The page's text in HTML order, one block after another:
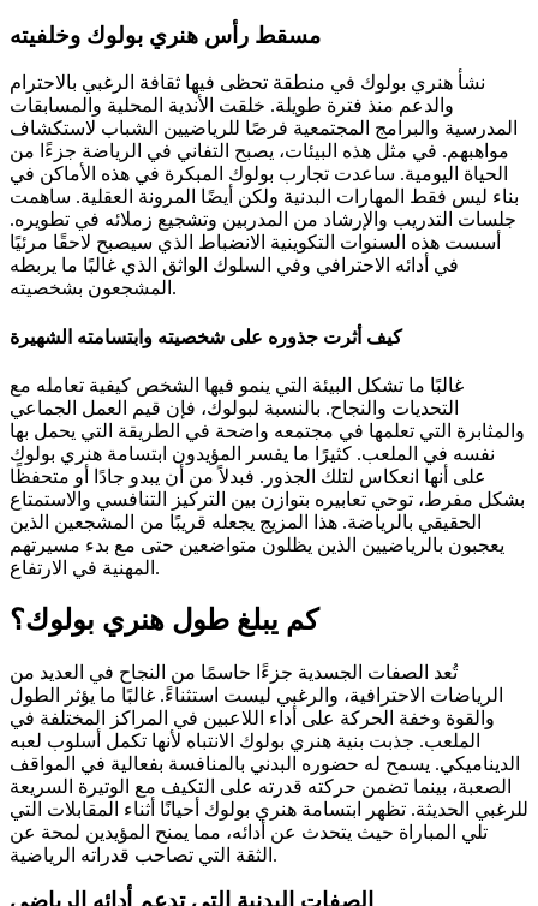
مسقط رأس هنري بولوك وخلفيته
نشأ هنري بولوك في منطقة تحظى فيها ثقافة الرغبي بالاحترام
والدعم منذ فترة طويلة. خلقت الأندية المحلية والمسابقات
المدرسية والبرامج المجتمعية فرصًا للرياضيين الشباب لاستكشاف
مواهبهم. في مثل هذه البيئات، يصبح التفاني في الرياضة جزءًا من
الحياة اليومية. ساعدت تجارب بولوك المبكرة في هذه الأماكن في
بناء ليس فقط المهارات البدنية ولكن أيضًا المرونة العقلية. ساهمت
جلسات التدريب والإرشاد من المدربين وتشجيع زملائه في تطويره.
أسست هذه السنوات التكوينية الانضباط الذي سيصبح لاحقًا مرئيًا
في أدائه الاحترافي وفي السلوك الواثق الذي غالبًا ما يربطه
المشجعون بشخصيته.
كيف أثرت جذوره على شخصيته وابتسامته الشهيرة
غالبًا ما تشكل البيئة التي ينمو فيها الشخص كيفية تعامله مع
التحديات والنجاح. بالنسبة لبولوك، فإن قيم العمل الجماعي
والمثابرة التي تعلمها في مجتمعه واضحة في الطريقة التي يحمل بها
نفسه في الملعب. كثيرًا ما يفسر المؤيدون ابتسامة هنري بولوك
على أنها انعكاس لتلك الجذور. فبدلاً من أن يبدو جادًا أو متحفظًا
بشكل مفرط، توحي تعابيره بتوازن بين التركيز التنافسي والاستمتاع
الحقيقي بالرياضة. هذا المزيج يجعله قريبًا من المشجعين الذين
يعجبون بالرياضيين الذين يظلون متواضعين حتى مع بدء مسيرتهم
المهنية في الارتفاع.
كم يبلغ طول هنري بولوك؟
تُعد الصفات الجسدية جزءًا حاسمًا من النجاح في العديد من
الرياضات الاحترافية، والرغبي ليست استثناءً. غالبًا ما يؤثر الطول
والقوة وخفة الحركة على أداء اللاعبين في المراكز المختلفة في
الملعب. جذبت بنية هنري بولوك الانتباه لأنها تكمل أسلوب لعبه
الديناميكي. يسمح له حضوره البدني بالمنافسة بفعالية في المواقف
الصعبة، بينما تضمن حركته قدرته على التكيف مع الوتيرة السريعة
للرغبي الحديثة. تظهر ابتسامة هنري بولوك أحيانًا أثناء المقابلات التي
تلي المباراة حيث يتحدث عن أدائه، مما يمنح المؤيدين لمحة عن
الثقة التي تصاحب قدراته الرياضية.